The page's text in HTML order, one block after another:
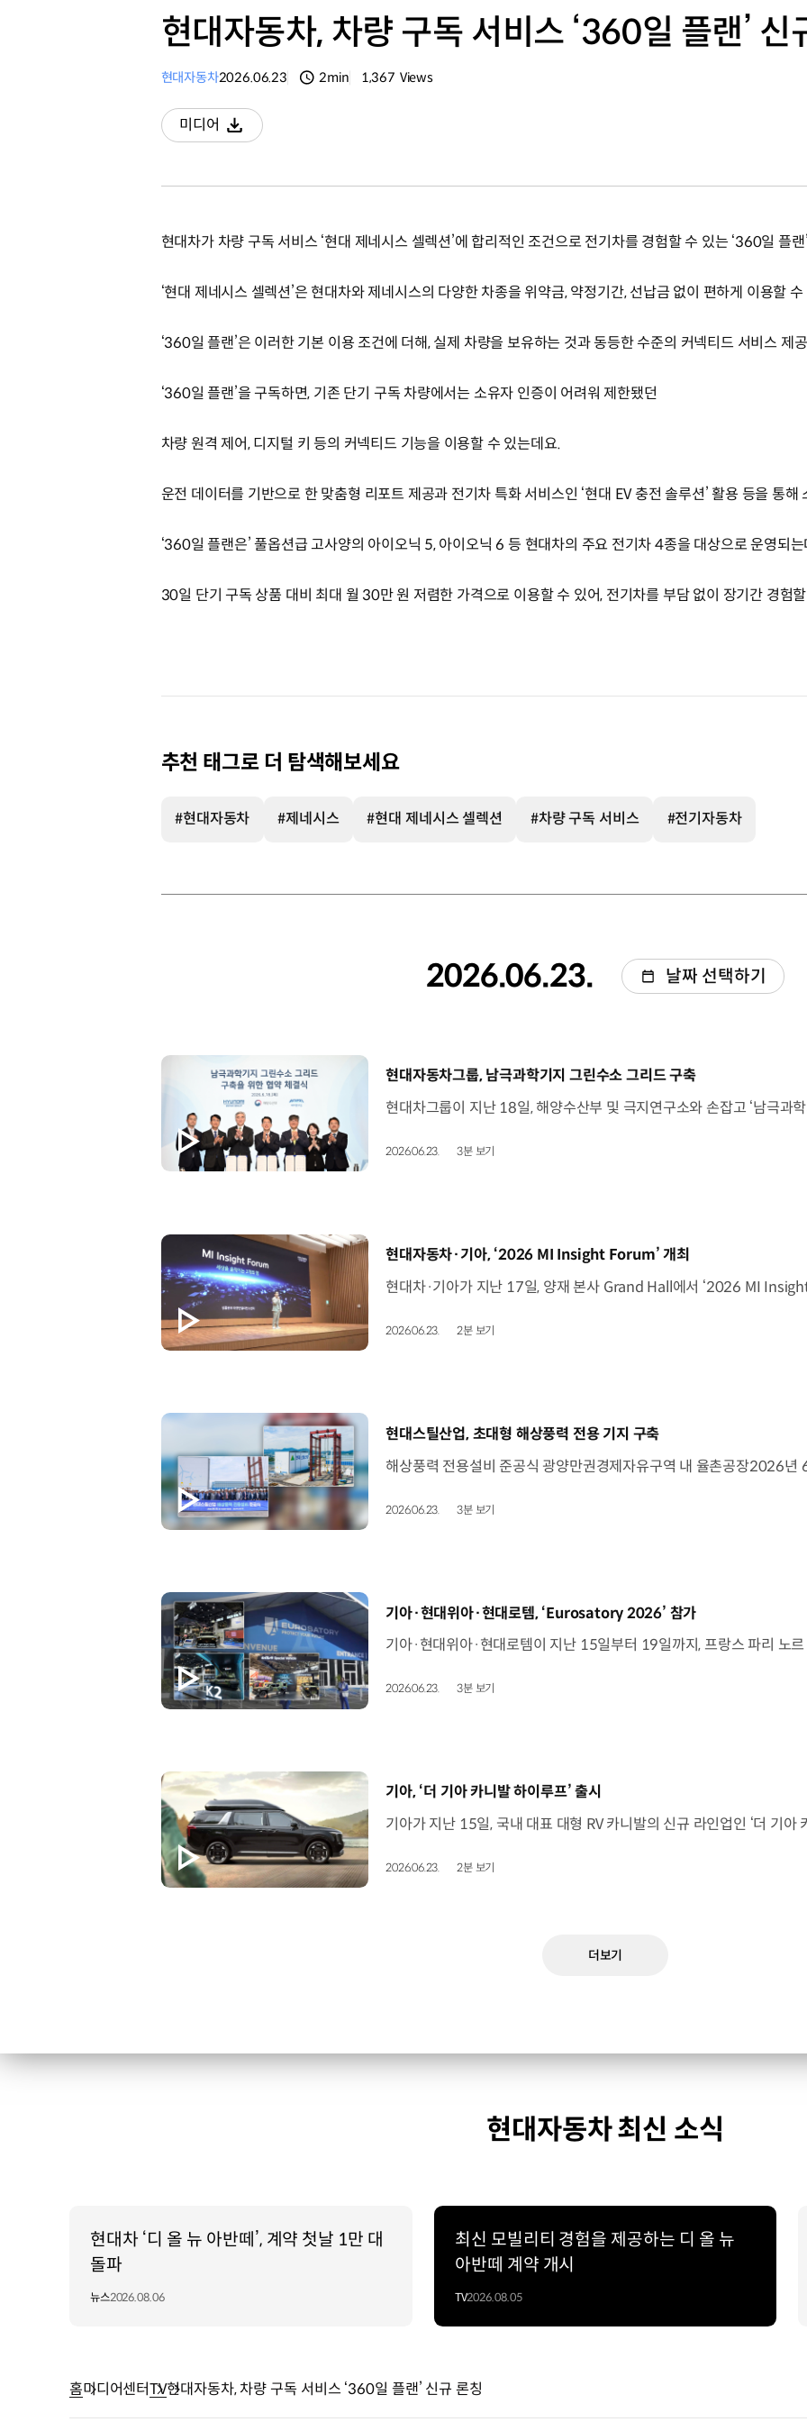
현대자동차, 차량 구독 서비스 ‘360일 플랜’ 신
현대자동차2026.06.23 2min 1,367 Views
미디어
다운로드
현대차가 차량 구독 서비스 ‘현대 제네시스 셀렉션’에 합리적인 조건으로 전기차를 경험할 수 있는 ‘360일 플
‘현대 제네시스 셀렉션’은 현대차와 제네시스의 다양한 차종을 위약금, 약정기간, 선납금 없이 편하게 이용할
‘360일 플랜’은 이러한 기본 이용 조건에 더해, 실제 차량을 보유하는 것과 동등한 수준의 커넥티드 서비스 제
‘360일 플랜’을 구독하면, 기존 단기 구독 차량에서는 소유자 인증이 어려워 제한됐던
차량 원격 제어, 디지털 키 등의 커넥티드 기능을 이용할 수 있는데요.
운전 데이터를 기반으로 한 맞춤형 리포트 제공과 전기차 특화 서비스인 ‘현대 EV 충전 솔루션’ 활용 등을 통
‘360일 플랜은’ 풀옵션급 고사양의 아이오닉 5, 아이오닉 6 등 현대차의 주요 전기차 4종을 대상으로 운영되는
30일 단기 구독 상품 대비 최대 월 30만 원 저렴한 가격으로 이용할 수 있어, 전기차를 부담 없이 장기간 경험
추천 태그로 더 탐색해보세요
#현대자동차 #제네시스 #현대 제네시스 셀렉션 #차량 구독 서비스 #전기자동차
2026.06.23. 날짜 선택하기
[동영상]
현대자동차그룹, 남극과학기지 그린수소 그리드 구축
2026.06.23. 3분 보기
[동영상]
현대자동차·기아, ‘2026 MI Insight Forum’ 개최
2026.06.23. 2분 보기
[동영상]
현대스틸산업, 초대형 해상풍력 전용 기지 구축
2026.06.23. 3분 보기
[동영상]
기아·현대위아·현대로템, ‘Eurosatory 2026’ 참가
2026.06.23. 3분 보기
[동영상]
기아, ‘더 기아 카니발 하이루프’ 출시
2026.06.23. 2분 보기
더보기
현대자동차 최신 소식
현대차 ‘디 올 뉴 아반떼’, 계약 첫날 1만 대
돌파
뉴스2026.08.06
최신 모빌리티 경험을 제공하는 디 올 뉴
아반떼 계약 개시
TV2026.08.05
홈미디어센터TV현대자동차, 차량 구독 서비스 ‘360일 플랜’ 신규 론칭